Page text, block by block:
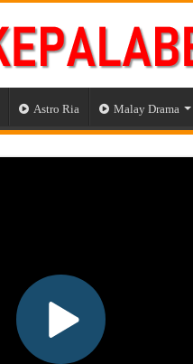
Astro Ria Malay Drama